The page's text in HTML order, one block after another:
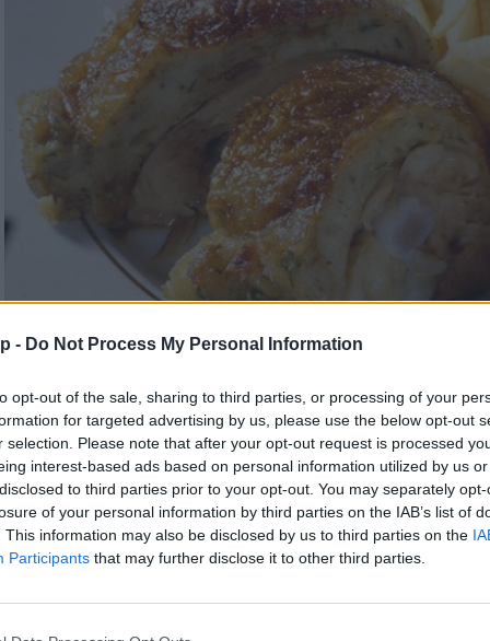
- Do Not Process My Personal Information
opt-out of the sale, sharing to third parties, or processing of your
for targeted advertising by us, please use the below opt-out
selection. Please note that after your opt-out request is processed
interest-based ads based on personal information utilized by us
to third parties prior to your opt-out. You may separately
of your personal information by third parties on the IAB’s list of
This information may also be disclosed by us to third parties on the
Participants that may further disclose it to other third parties.
Töltött csirke rizzsel és burgonyával
60-120 perc közepes 250-500
A szalonnát apró kockákra vágjuk és egy
gombát megtisztítjuk, az előbbit finomra, az utóbbit